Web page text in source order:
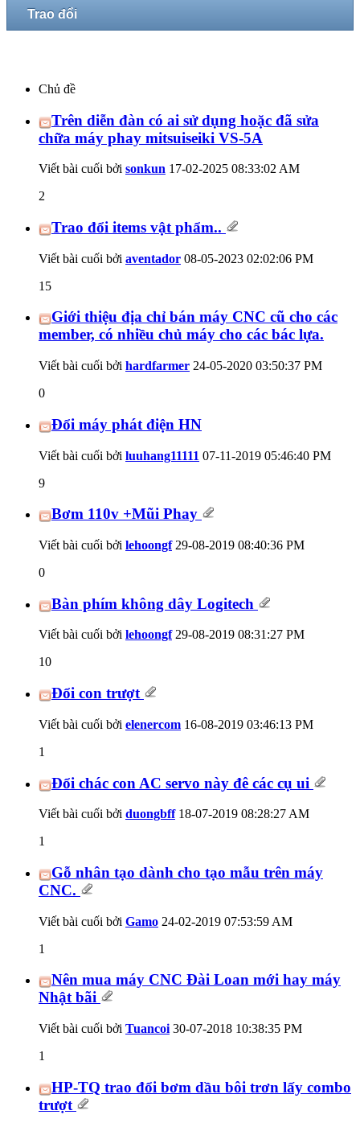
Trao đổi
Chủ đề
Trên diễn đàn có ai sử dụng hoặc đã sửa
chữa máy phay mitsuiseiki VS-5A
Viết bài cuối bởi sonkun 17-02-2025 08:33:02 AM
2
Trao đổi items vật phẩm..
Viết bài cuối bởi aventador 08-05-2023 02:02:06 PM
15
Giới thiệu địa chỉ bán máy CNC cũ cho các
member, có nhiều chủ máy cho các bác lựa.
Viết bài cuối bởi hardfarmer 24-05-2020 03:50:37 PM
0
Đổi máy phát điện HN
Viết bài cuối bởi luuhang11111 07-11-2019 05:46:40 PM
9
Bơm 110v +Mũi Phay
Viết bài cuối bởi lehoongf29-08-2019 08:40:36 PM
0
Bàn phím không dây Logitech
Viết bài cuối bởi lehoongf29-08-2019 08:31:27 PM
10
Đổi con trượt
Viết bài cuối bởi elenercom 16-08-2019 03:46:13 PM
1
Đổi chác con AC servo này đê các cụ ui
Viết bài cuối bởi duongbff18-07-2019 08:28:27 AM
1
Gỗ nhân tạo dành cho tạo mẫu trên máy
CNC.
Viết bài cuối bởi Gamo 24-02-2019 07:53:59 AM
1
Nên mua máy CNC Đài Loan mới hay máy
Nhật bãi
Viết bài cuối bởi Tuancoi 30-07-2018 10:38:35 PM
1
HP-TQ trao đổi bơm dầu bôi trơn lấy combo
trượt